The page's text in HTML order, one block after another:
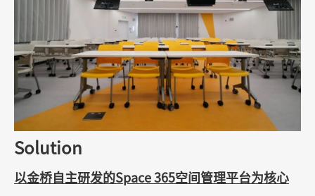
Solution
以金桥自主研发的Space 365空间管理平台为核心